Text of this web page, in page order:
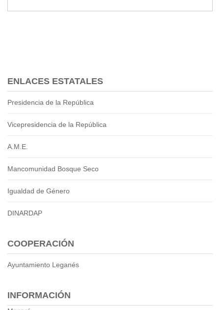
ENLACES ESTATALES
Presidencia de la República
Vicepresidencia de la República
A.M.E.
Mancomunidad Bosque Seco
Igualdad de Género
DINARDAP
COOPERACIÓN
Ayuntamiento Leganés
INFORMACIÓN